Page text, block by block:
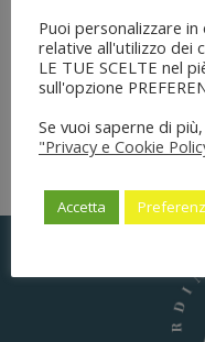
Legge 28
Puoi personalizzare
relative all'utilizzo dei
LE TUE SCELTE nel
sull'opzione
Se vuoi saperne di
"Privacy e Cookie
Accetta